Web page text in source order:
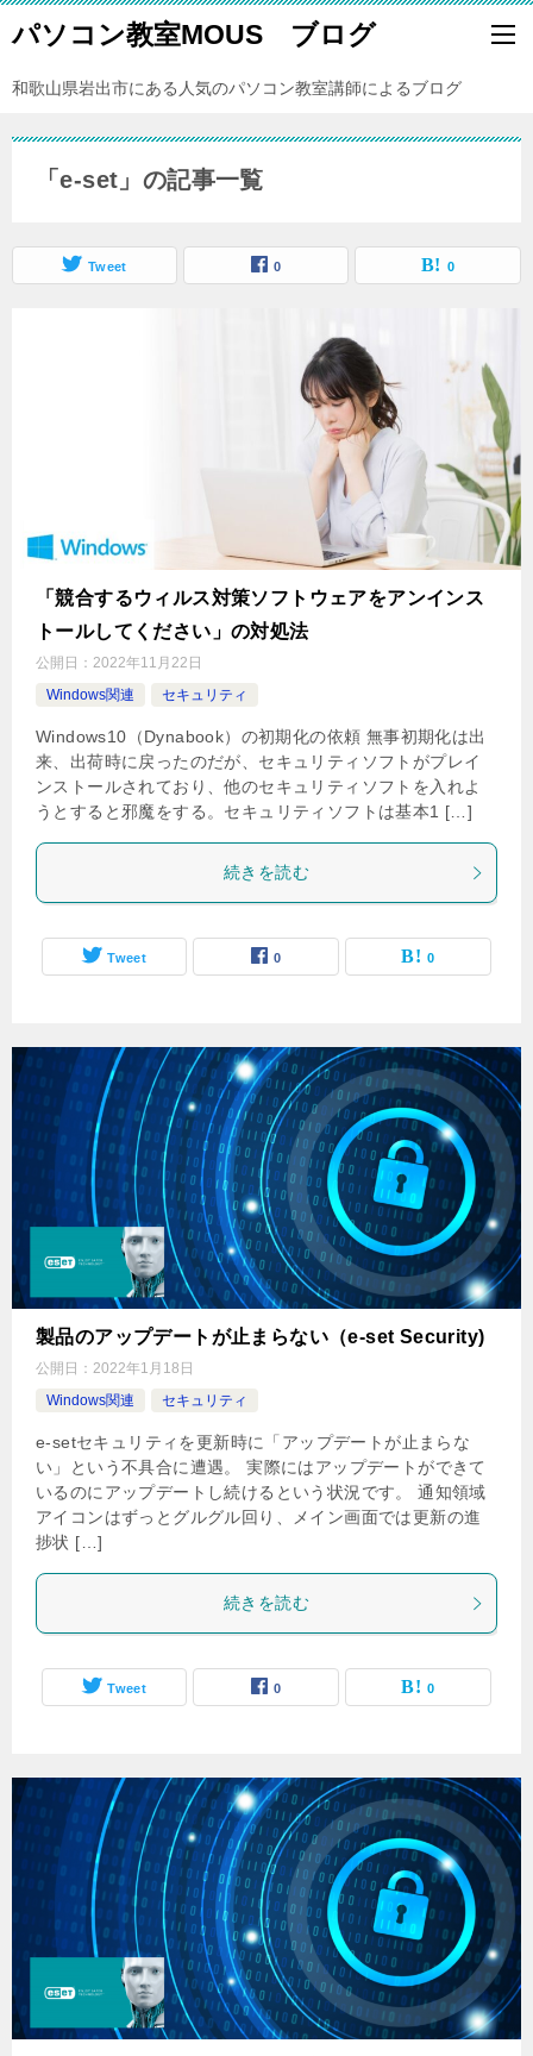
パソコン教室MOUS ブログ
和歌山県岩出市にある人気のパソコン教室講師によるブログ
「e-set」の記事一覧
Tweet 0 0
「競合するウィルス対策ソフトウェアをアンインス
トールしてください」の対処法
公開日： 2022年11月22日
Windows関連
セキュリティ
Windows10（Dynabook）の初期化の依頼 無事初期化は出
来、出荷時に戻ったのだが、セキュリティソフトがプレイ
ンストールされており、他のセキュリティソフトを入れよ
うとすると邪魔をする。セキュリティソフトは基本1 […]
続きを読む
Tweet 0 0
製品のアップデートが止まらない（e-set Security)
公開日： 2022年1月18日
Windows関連
セキュリティ
e-setセキュリティを更新時に「アップデートが止まらな
い」という不具合に遭遇。 実際にはアップデートができて
いるのにアップデートし続けるという状況です。 通知領域
アイコンはずっとグルグル回り、メイン画面では更新の進
捗状 […]
続きを読む
Tweet 0 0